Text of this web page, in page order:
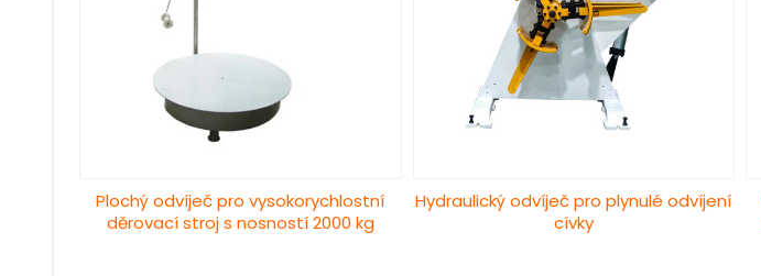
Plochý odvíječ pro vysokorychlostní
děrovací stroj s nosností 2000 kg
Hydraulický odvíječ pro plynulé odvíjení
cívky